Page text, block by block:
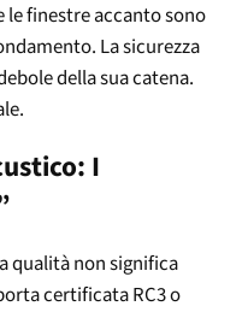
le finestre accanto sono
La sicurezza
della sua catena.
I
qualità non significa
certificata RC3 o